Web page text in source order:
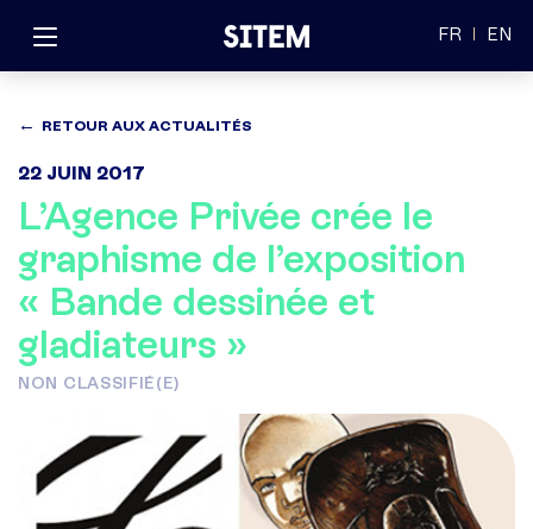
FR EN
RETOUR AUX ACTUALITÉS
22 JUIN 2017
L’Agence Privée crée le
graphisme de l’exposition
« Bande dessinée et
gladiateurs »
NON CLASSIFIÉ(E)